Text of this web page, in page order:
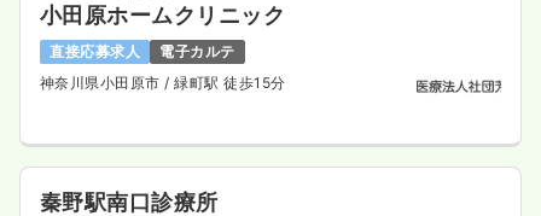
外来正・准看護師
時間 8:30～17:30
年間休日120日
4週8休以上
小田原ホームクリニック
直接応募求人
電子カルテ
神奈川県小田原市/ 緑町駅 徒歩15分
秦野駅南口診療所